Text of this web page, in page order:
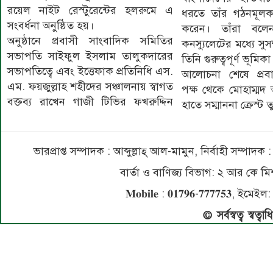
রয়েল নাইট রেস্টুরেন্টের হলরুমে এ
সংবর্ধনা অনুষ্ঠিত হয়।
অনুষ্ঠানে প্রবাসী সাংবাদিক সমিতির
সভাপতি সাইফুল ইসলাম তালুকদারের
সভাপতিত্বে এবং ইত্তেফাক প্রতিনিধি এস.
এম. ফয়জুল্লাহ শহীদের সঞ্চালনায় স্বাগত
বক্তব্য রাখেন গাজী টিভির ফখরুদ্দিন
ধরতে তাঁর গঠনমূলক
করেন। তাঁরা
কনস্যুলেটের মধ্যে
তিনি গুরুত্বপূর্ণ
আলোচনা শেষে
পক্ষ থেকে
হাতে সম্মাননা
ভারপ্রাপ্ত সম্পাদক : আব্দুল্লাহ্ আল-মামুন, নির্বাহী
বার্তা ও বাণিজ্য বিভাগ: ২ আর কে
𝐌𝐨𝐛𝐢𝐥𝐞 : 𝟎𝟏𝟕𝟗𝟔-𝟕𝟕𝟕𝟕𝟓𝟑,
© সর্বস্বত্ব